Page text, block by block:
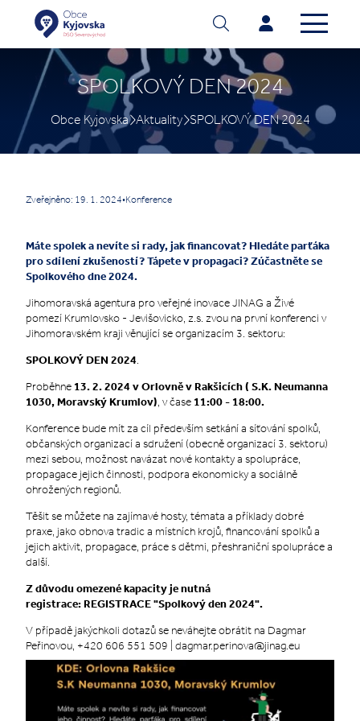
SPOLKOVÝ DEN 2024
Obce Kyjovska Aktuality SPOLKOVÝ DEN 2024
Zveřejněno: 19. 1. 2024•Konference
Máte spolek a nevíte si rady, jak financovat? Hledáte parťáka
pro sdílení zkušeností? Tápete v propagaci? Zúčastněte se
Spolkového dne 2024.
Jihomoravská agentura pro veřejné inovace JINAG a Živé
pomezí Krumlovsko - Jevišovicko, z.s. zvou na první konferenci v
Jihomoravském kraji věnující se organizacím 3. sektoru:
SPOLKOVÝ DEN 2024.
Proběhne 13. 2. 2024 v Orlovně v Rakšicích ( S.K. Neumanna
1030, Moravský Krumlov), v čase 11:00 - 18:00.
Konference bude mít za cíl především setkání a síťování spolků,
občanských organizací a sdružení (obecně organizací 3. sektoru)
mezi sebou, možnost navázat nové kontakty a spolupráce,
propagace jejich činnosti, podpora ekonomicky a sociálně
ohrožených regionů.
Těšit se můžete na zajímavé hosty, témata a příklady dobré
praxe, jako obnova tradic a místních krojů, financování spolků a
jejich aktivit, propagace, práce s dětmi, přeshraniční spolupráce a
další.
Z důvodu omezené kapacity je nutná
registrace:REGISTRACE "Spolkový den 2024".
V případě jakýchkoli dotazů se neváhejte obrátit na Dagmar
Peřinovou, +420 606 551 509 dagmar.perinova@jinag.eu